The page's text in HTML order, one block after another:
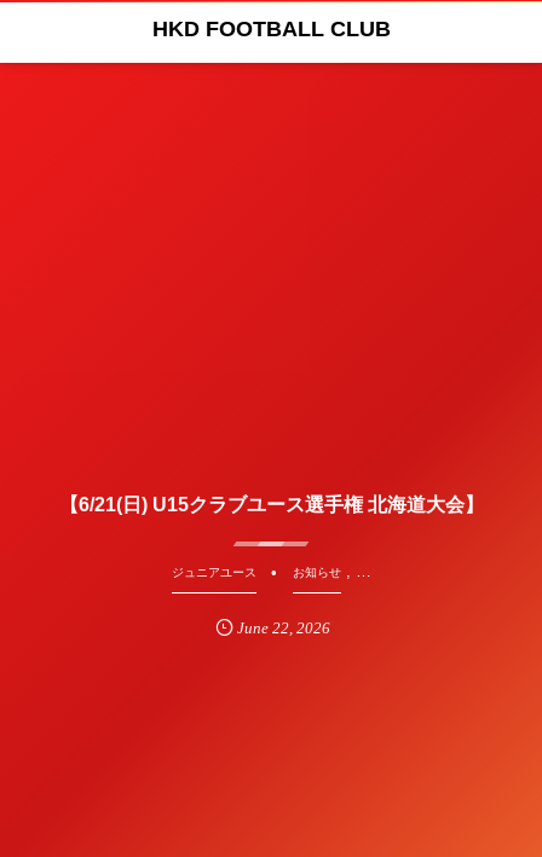
HKD FOOTBALL CLUB
【6/21(日) U15クラブユース選手権 北海道大会】
ジュニアユース お知らせ, …
June 22 ,2026